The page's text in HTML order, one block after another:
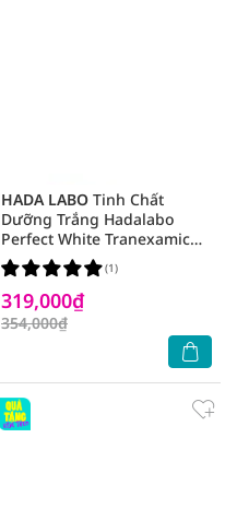
HADA LABO Tinh Chất
Dưỡng Trắng Hadalabo
Perfect White Tranexamic
Acid Serum 30ml
319,000₫
354,000₫
(1)